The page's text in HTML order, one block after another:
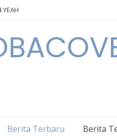
YEAH
Berita Terbaru Berita